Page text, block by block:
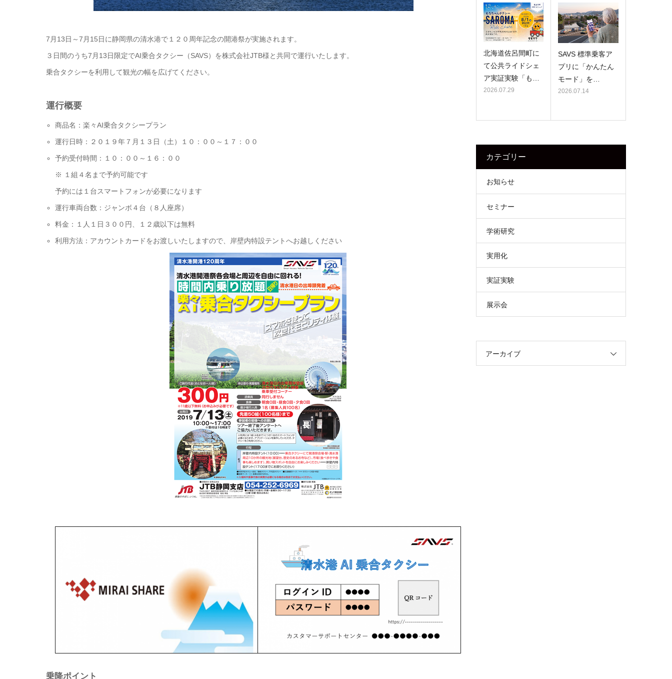
7月13日～7月15日に静岡県の清水港で１２０周年記念の開港祭が実施されます。
３日間のうち7月13日限定でAI乗合タクシー（SAVS）を株式会社JTB様と共同で運行いたします。
乗合タクシーを利用して観光の幅を広げてください。
運行概要
商品名：楽々AI乗合タクシープラン
運行日時：２０１９年７月１３日（土）１０：００～１７：００
予約受付時間：１０：００～１６：００
※ １組４名まで予約可能です
予約には１台スマートフォンが必要になります
運行車両台数：ジャンボ４台（８人座席）
料金：１人１日３００円、１２歳以下は無料
利用方法：アカウントカードをお渡しいたしますので、岸壁内特設テントへお越しください
乗降ポイント
北海道佐呂間町に
て公共ライドシェ
ア実証実験「も…
2026.07.29
SAVS 標準乗客ア
プリに「かんたん
モード」を…
2026.07.14
カテゴリー
お知らせ
セミナー
学術研究
実用化
実証実験
展示会
アーカイブ